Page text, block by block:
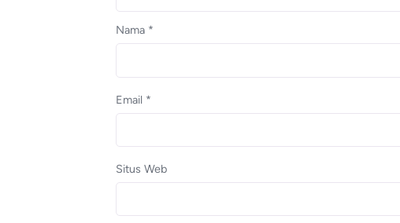
Nama *
Email *
Situs Web